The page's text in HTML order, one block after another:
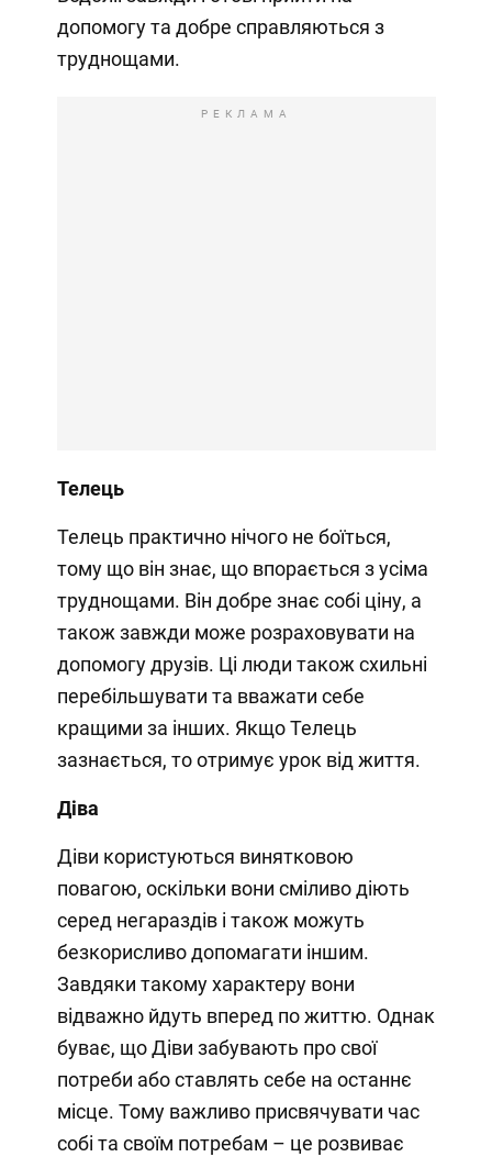
допомогу та добре справляються з
труднощами.
РЕКЛАМА
Телець
Телець практично нічого не боїться,
тому що він знає, що впорається з усіма
труднощами. Він добре знає собі ціну, а
також завжди може розраховувати на
допомогу друзів. Ці люди також схильні
перебільшувати та вважати себе
кращими за інших. Якщо Телець
зазнається, то отримує урок від життя.
Діва
Діви користуються винятковою
повагою, оскільки вони сміливо діють
серед негараздів і також можуть
безкорисливо допомагати іншим.
Завдяки такому характеру вони
відважно йдуть вперед по життю. Однак
буває, що Діви забувають про свої
потреби або ставлять себе на останнє
місце. Тому важливо присвячувати час
собі та своїм потребам – це розвиває